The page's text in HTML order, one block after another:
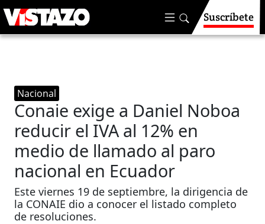
Suscríbete
Nacional
Conaie exige a Daniel Noboa
reducir el IVA al 12% en
medio de llamado al paro
nacional en Ecuador
Este viernes 19 de septiembre, la dirigencia de
la CONAIE dio a conocer el listado completo
de resoluciones.